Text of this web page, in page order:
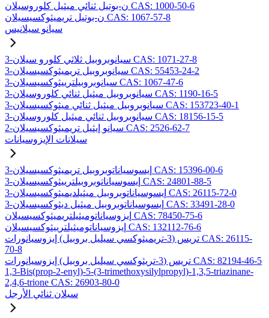
ن-بوتيل ثنائي ميثيل كلوروسيلان CAS: 1000-50-6
ن-بوتيل تريميثوكسيسيلان CAS: 1067-57-8
سيانو سيلانيس
3-سيانوبروبيل ثلاثي كلورو سيلان CAS: 1071-27-8
3-سيانوبروبيل تريميثوكسيسيلان CAS: 55453-24-2
3-سيانوبروبيلترييثوكسيسيلان CAS: 1067-47-6
3-سيانوبروبيل ميثيل ثنائي كلوروسيلان CAS: 1190-16-5
3-سيانوبروبيل ميثيل ثنائي ميثوكسيسيلان CAS: 153723-40-1
3-سيانوبروبيل ثنائي ميثيل كلوروسيلان CAS: 18156-15-5
2-سيانو إيثيل تريميثوكسيسيلان CAS: 2526-62-7
سيلانات الإيزوسيانات
3-إيسوسياناتوبروبيل تريميثوكسيسيلان CAS: 15396-00-6
3-إيسوسياناتوبروبيلترييثوكسيسيلان CAS: 24801-88-5
3-إيسوسياناتوبروبيل ميثيلديميثوكسيسيلان CAS: 26115-72-0
3-إيسوسياناتوبروبيل ميثيل ديثوكسيسيلان CAS: 33491-28-0
إيزوسياناتوميثيلتريميثوكسيسيلان CAS: 78450-75-6
إيزوسياناتوميثيلترييثوكسيسيلان CAS: 132112-76-6
تريس (3-تريميثوكسي سيليل بروبيل) إيزوسيانورات CAS: 26115-
70-8
تريس (3-تريثوكسي سيليل بروبيل) إيزوسيانورات CAS: 82194-46-5
1,3-Bis(prop-2-enyl)-5-(3-trimethoxysilylpropyl)-1,3,5-triazinane-
2,4,6-trione CAS: 26903-80-0
سيلان ثنائي الأرجل